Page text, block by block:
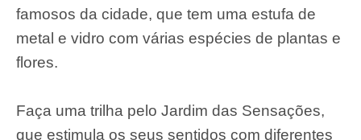
famosos da cidade, que tem uma estufa de
metal e vidro com várias espécies de plantas e
flores.
Faça uma trilha pelo Jardim das Sensações,
que estimula os seus sentidos com diferentes